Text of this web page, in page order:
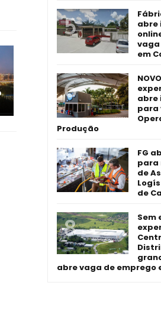
abre
vaga
em
abre
para
Produção
FG
para
de
de
Sem
abre vaga de emprego